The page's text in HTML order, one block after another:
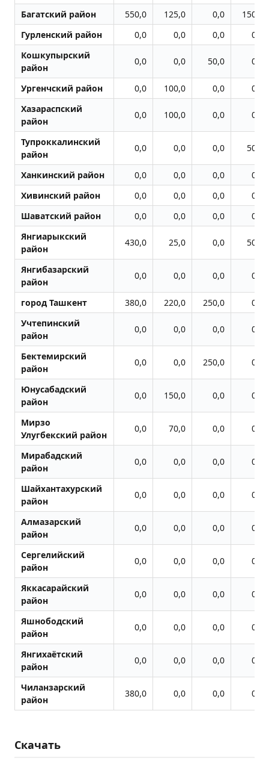
Багатский район
550,0 125,0 0,0
150,0
Гурленский район
0,0 0,0 0,0
0,0
Кошкупырский
район
0,0 0,0 50,0 0,0
Ургенчский район 0,0 100,0 0,0
0,0
Хазараспский
район
0,0 100,0 0,0 0,0
Тупроккалинский
район
0,0 0,0 0,0 50,0
Ханкинский район 0,0 0,0 0,0
0,0
Хивинский район
0,0 0,0 0,0
0,0
Шаватский район
0,0 0,0 0,0
0,0
Янгиарыкский
район
430,0 25,0 0,0 50,0
Янгибазарский
район
0,0 0,0 0,0 0,0
город Ташкент 380,0 220,0 250,0
0,0
Учтепинский
район
0,0 0,0 0,0 0,0
Бектемирский
район
0,0 0,0 250,0 0,0
Юнусабадский
район
0,0 150,0 0,0 0,0
Мирзо
Улугбекский район
0,0 70,0 0,0 0,0
Мирабадский
район
0,0 0,0 0,0 0,0
Шайхантахурский
район
0,0 0,0 0,0 0,0
Алмазарский
район
0,0 0,0 0,0 0,0
Сергелийский
район
0,0 0,0 0,0 0,0
Яккасарайский
район
0,0 0,0 0,0 0,0
Яшнободский
район
0,0 0,0 0,0 0,0
Янгихаётский
район
0,0 0,0 0,0 0,0
Чиланзарский
район
380,0 0,0 0,0 0,0
Скачать